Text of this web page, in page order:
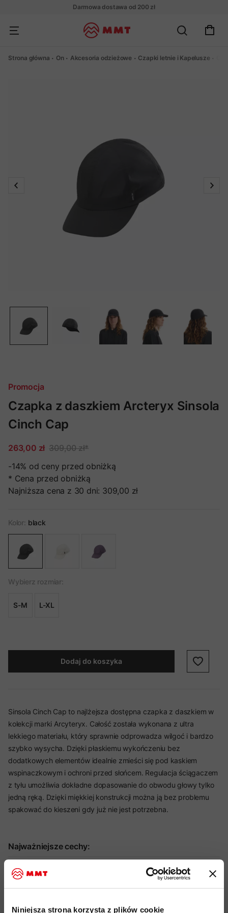
Niniejsza strona korzysta z plików cookie
Darmowa dostawa od 200 zł
Strona główna On Akcesoria odzieżowe Czapki letnie i Kapelusze
Promocja
Czapka z daszkiem Arcteryx Sinsola
Cinch Cap
263,00 zł 309,00 zł*
-14% od ceny przed obniżką
* Cena przed obniżką
Najniższa cena z 30 dni: 309,00 zł
Kolor: black
Wybierz rozmiar:
S-M L-XL
Dodaj do koszyka
Sinsola Cinch Cap to najlżejsza dostępna czapka z daszkiem w
kolekcji marki Arcyteryx. Całość została wykonana z ultra
lekkiego materiału, który sprawnie odprowadza wilgoć i bardzo
szybko wysycha. Dzięki płaskiemu wykończeniu bez
dodatkowych elementów idealnie zmieści się pod kaskiem
wspinaczkowym i ochroni przed słońcem. Regulacja ściągaczem
z tyłu umożliwia dokładne dopasowanie do obwodu głowy tylko
jedną ręką. Dzięki miękkiej konstrukcji można ją bez problemu
spakować do kieszeni gdy już nie jest potrzebna.
Najważniejsze cechy:
produkt idealny do: hiking, trekking, wspinaczka, kolarstwo,
codzienne aktywności